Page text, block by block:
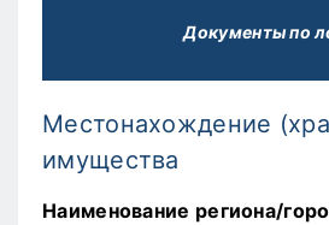
Документы по
Местонахождение
имущества
Наименование региона/